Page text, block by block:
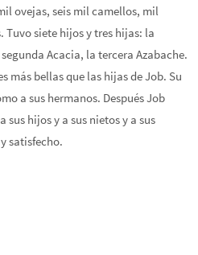
ovejas, seis mil camellos, mil
Tuvo siete hijos y tres hijas: la
Acacia, la tercera Azabache.
más bellas que las hijas de Job. Su
a sus hermanos. Después Job
hijos y a sus nietos y a sus
satisfecho.